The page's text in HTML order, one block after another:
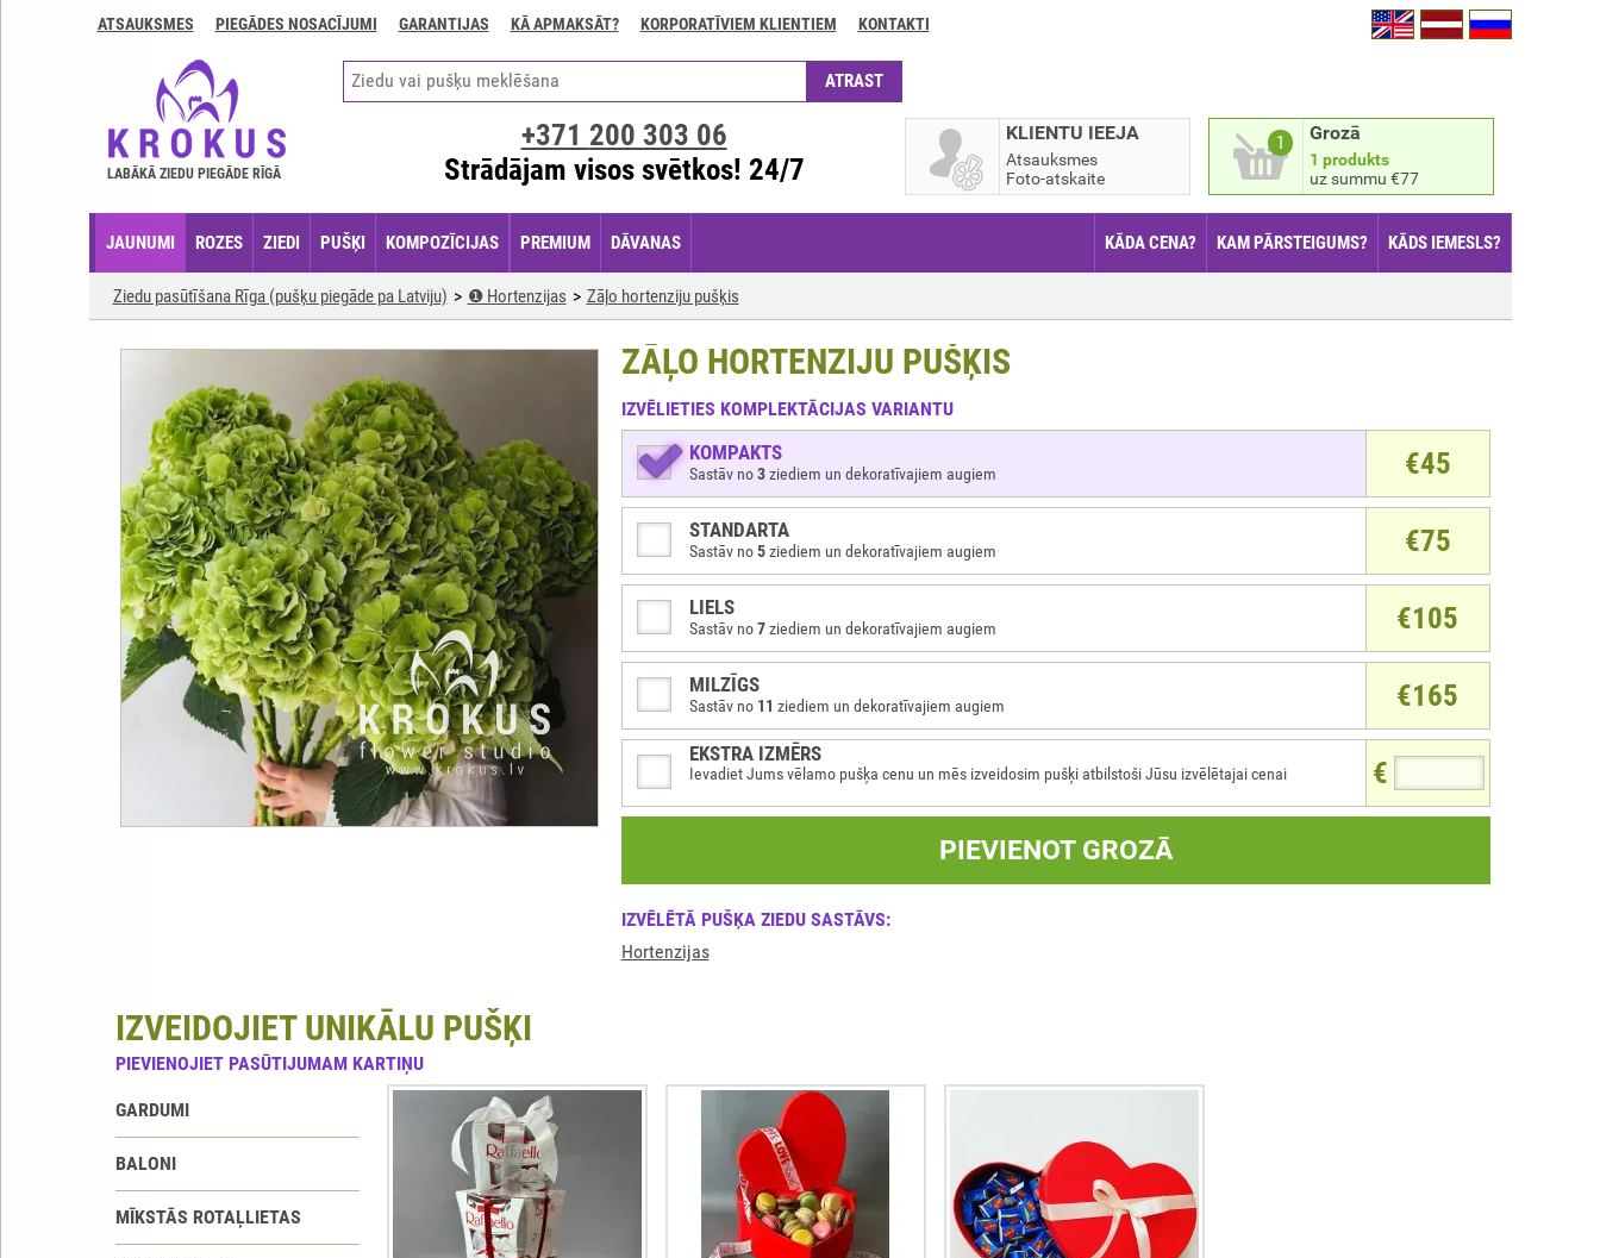
GARANTIJAS
apmaksāt?
pasūtījumu?
ATSAUKSMES PIEGĀDES NOSACĪJUMI GARANTIJAS KĀ APMAKSĀT? KORPORATĪVIEM KLIENTIEM KONTAKTI
LABĀKĀ ZIEDU PIEGĀDE RĪGĀ
1 Grozā
1 produkts
uz summu €77
KLIENTU IEEJA
Atsauksmes
Foto-atskaite
+371 200 303 06
Strādājam visos svētkos! 24/7
JAUNUMI ROZES ZIEDI PUŠĶI KOMPOZĪCIJAS PREMIUM DĀVANAS KĀDA CENA? KAM PĀRSTEIGUMS? KĀDS IEMESLS?
Ziedu pasūtīšana Rīga (pušķu piegāde pa Latviju) ❶ Hortenzijas Zāļo hortenziju pušķis
ZĀĻO HORTENZIJU PUŠĶIS
IZVĒLIETIES KOMPLEKTĀCIJAS VARIANTU
€45
KOMPAKTS
Sastāv no3ziediem un dekoratīvajiem augiem
€75
STANDARTA
Sastāv no5ziediem un dekoratīvajiem augiem
€105
LIELS
Sastāv no7ziediem un dekoratīvajiem augiem
€165
MILZĪGS
Sastāv no 11 ziediem un dekoratīvajiem augiem
€
EKSTRA IZMĒRS
Ievadiet Jums vēlamo pušķa cenu un mēs izveidosim pušķi atbilstoši Jūsu izvēlētajai cenai
PIEVIENOT GROZĀ
IZVĒLĒTĀ PUŠĶA ZIEDU SASTĀVS:
Hortenzijas
IZVEIDOJIET UNIKĀLU PUŠĶI
PIEVIENOJIET PASŪTIJUMAM KARTIŅU
GARDUMI
BALONI
MĪKSTĀS ROTAĻLIETAS